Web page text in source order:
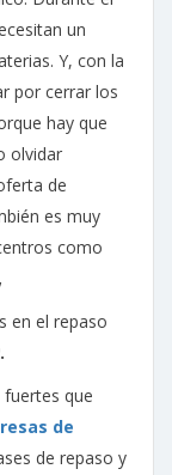
un
Y, con la
por cerrar los
hay que
olvidar
de
es muy
como
,
en el repaso
que
de
de repaso y